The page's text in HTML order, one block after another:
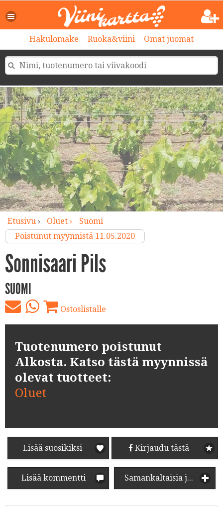
Hakulomake Ruoka&viini Omat juomat
Etusivu› Oluet ›
Suomi
Poistunut myynnistä 11.05.2020
Sonnisaari Pils
SUOMI
Ostoslistalle
Tuotenumero poistunut
Alkosta. Katso tästä myynnissä
olevat tuotteet:
Oluet
Lisää suosikiksi Kirjaudu tästä
Lisää kommentti Samankaltaisia juomia